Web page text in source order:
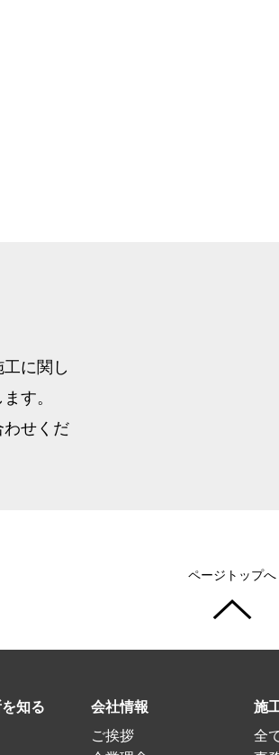
に関し
す。
わせくだ
ページトップへ
知る
会社情報
ご挨拶
施
全